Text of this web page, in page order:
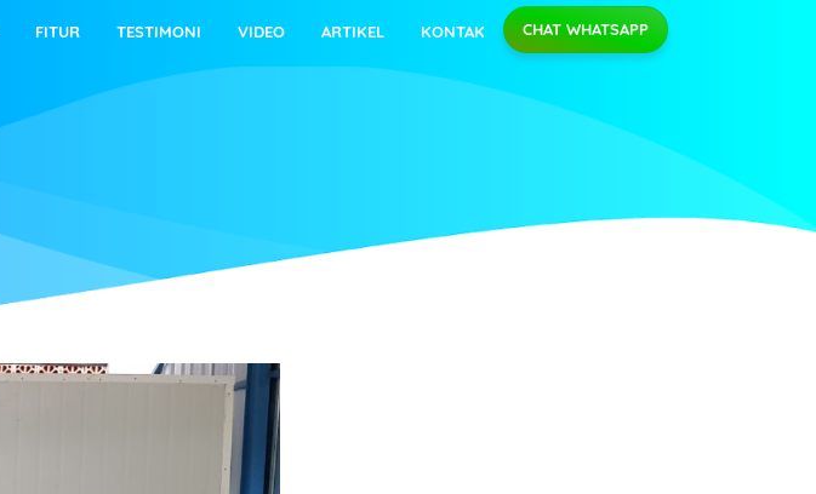
CHAT WHATSAPP
FITUR TESTIMONI VIDEO ARTIKEL KONTAK